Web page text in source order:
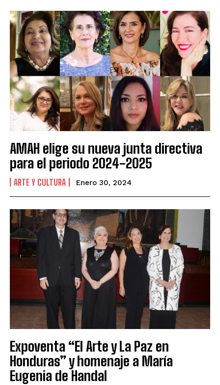
AMAH elige su nueva junta directiva
para el periodo 2024-2025
ARTE Y CULTURA Enero 30, 2024
Expoventa “El Arte y La Paz en
Honduras” y homenaje a María
Eugenia de Handal